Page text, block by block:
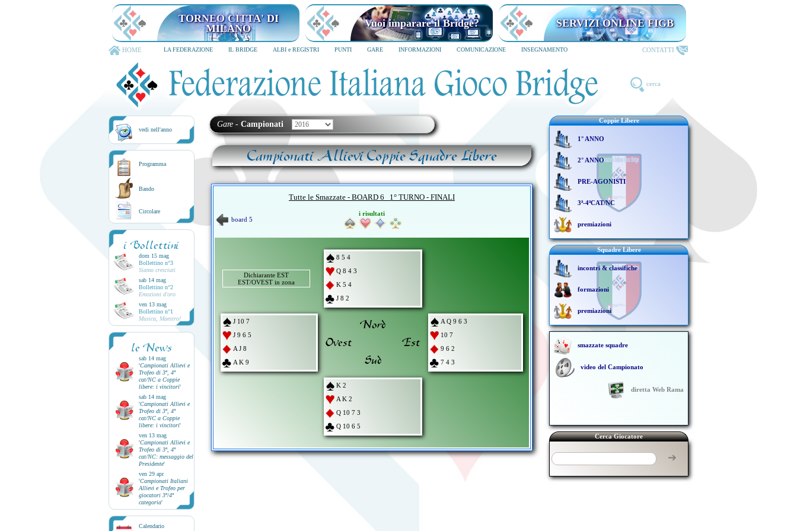
TORNEO CITTA' DI MILANO
6-8 dicembre 2026
Vuoi imparare il Bridge?
SCRIVICI SUBITO
SERVIZI ONLINE FIGB
riservati ai TESSERATI
HOME LA FEDERAZIONE IL BRIDGE ALBI e REGISTRI PUNTI GARE INFORMAZIONI COMUNICAZIONE INSEGNAMENTO CONTATTI
cerca
vedi nell'anno
Programma
Bando
Circolare
i Bollettini
dom 15 mag
Bollettino n°3
Siamo cresciuti
sab 14 mag
Bollettino n°2
Emozioni d'oro
ven 13 mag
Bollettino n°1
Musica, Maestro!
le News
sab 14 mag
'Campionati Allievi e
Trofeo di 3ª, 4ª
cat/NC a Coppie
libere: i vincitori'
sab 14 mag
'Campionati Allievi e
Trofeo di 3ª, 4ª
cat/NC a Coppie
libere: i vincitori'
ven 13 mag
'Campionati Allievi e
Trofeo di 3ª, 4ª
cat/NC: messaggio del
Presidente'
ven 29 apr
'Campionati Italiani
Allievi e Trofeo per
giocatori 3ª/4ª
categoria'
Calendario
Gare - Campionati
Campionati Allievi Coppie Squadre Libere
Tutte le Smazzate - BOARD 6 1° TURNO - FINALI
board 5
i risultati
Dichiarante EST
EST/OVEST in zona
8 5 4
Q 8 4 3
K 5 4
J 8 2
J 10 7
J 9 6 5
A J 8
A K 9
Nord
Ovest
Est
Sud
A Q 9 6 3
10 7
9 6 2
7 4 3
K 2
A K 2
Q 10 7 3
Q 10 6 5
Coppie Libere
1° ANNO
2° ANNO
PRE-AGONISTI
3ª-4ªCAT/NC
premiazioni
Squadre Libere
incontri & classifiche
formazioni
premiazioni
smazzate squadre
video del Campionato
diretta Web Rama
Cerca Giocatore
➔